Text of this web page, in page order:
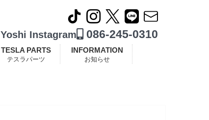
Yoshi Instagram 086-245-0310
TESLA PARTS
テスラパーツ
INFORMATION
お知らせ